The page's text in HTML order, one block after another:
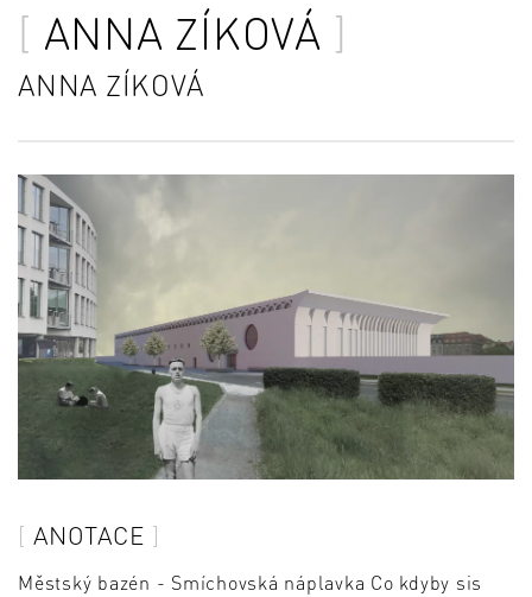
ANNA ZÍKOVÁ
ANNA ZÍKOVÁ
ANOTACE
Městský bazén - Smíchovská náplavka Co kdyby sis